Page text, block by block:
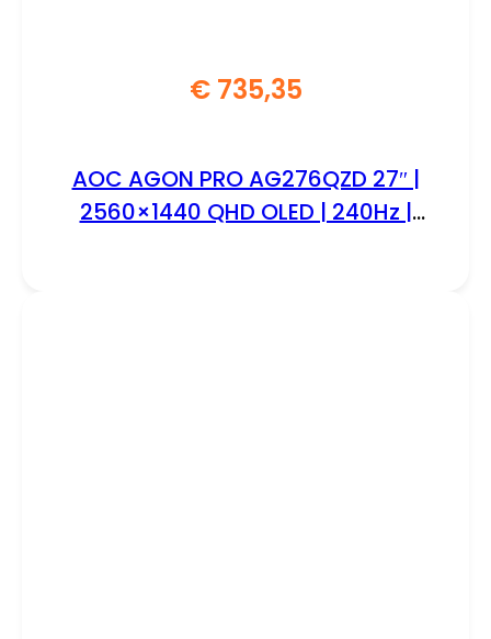
€735,35
AOC AGON PRO AG276QZD 27″ |
2560×1440 QHD OLED | 240Hz |